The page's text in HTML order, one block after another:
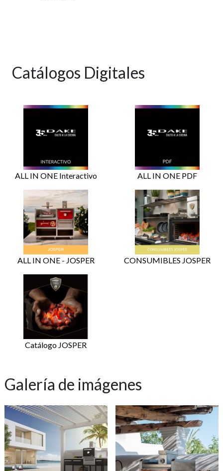
Catálogos Digitales
ALL IN ONE Interactivo ALL IN ONE PDF
ALL IN ONE - JOSPER CONSUMIBLES JOSPER
Catálogo JOSPER
Galería de imágenes